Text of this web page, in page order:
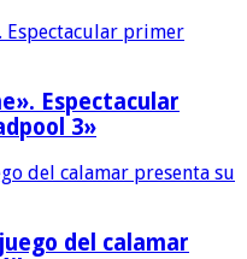
Espectacular
3»
del calamar